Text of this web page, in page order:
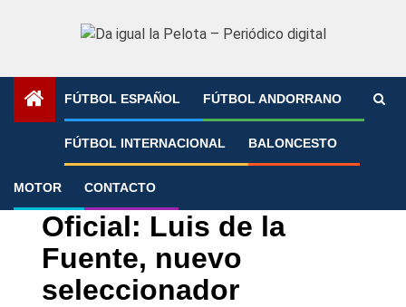
FÚTBOL ESPAÑOL FÚTBOL ANDORRANO
FÚTBOL INTERNACIONAL BALONCESTO
MOTOR CONTACTO
»
Fútbol español Segunda división
Oficial: Luis de la
Fuente, nuevo
seleccionador